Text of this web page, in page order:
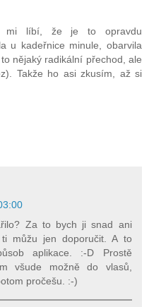
mi líbí, že je to opravdu
u kadeřnice minule, obarvila
nějaký radikální přechod, ale
Takže ho asi zkusím, až si
Za to bych ji snad ani
můžu jen doporučit. A to
aplikace. :-D Prostě
všude možně do vlasů,
pročešu. :-)